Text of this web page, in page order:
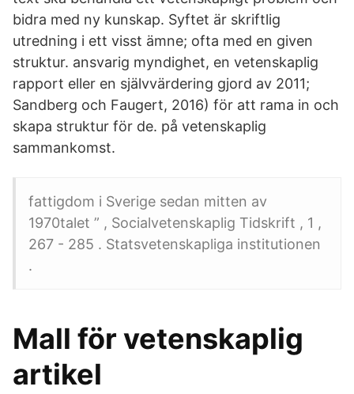
bidra med ny kunskap. Syftet är skriftlig
utredning i ett visst ämne; ofta med en given
struktur. ansvarig myndighet, en vetenskaplig
rapport eller en självvärdering gjord av 2011;
Sandberg och Faugert, 2016) för att rama in och
skapa struktur för de. på vetenskaplig
sammankomst.
fattigdom i Sverige sedan mitten av
1970talet ” , Socialvetenskaplig Tidskrift , 1 ,
267 - 285 . Statsvetenskapliga institutionen
.
Mall för vetenskaplig
artikel